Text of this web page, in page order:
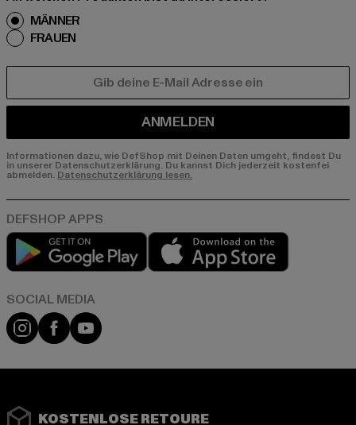
MÄNNER
FRAUEN
ANMELDEN
Informationen dazu, wie DefShop mit Deinen Daten umgeht, findest Du
in unserer Datenschutzerklärung. Du kannst Dich jederzeit kostenfei
abmelden. Datenschutzerklärung lesen.
Play market
Instagram
FacebookYouTube
KOSTENLOSE RETOURE